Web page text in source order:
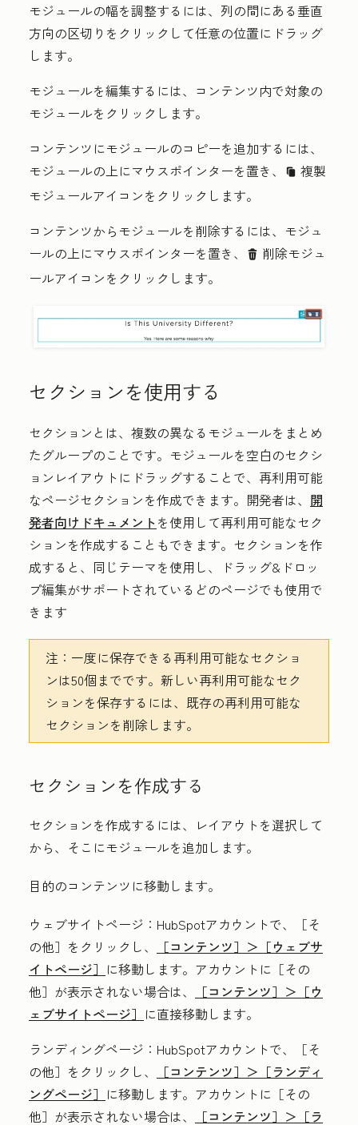
モジュールの幅を調整するには、列の間にある垂直
方向の区切り をクリックして任意の位置にドラッグ
します。
モジュールを編集するには、コンテンツ内で対象の
モジュールをクリックします。
コンテンツにモジュールのコピーを追加するには、
モジュールの上にマウスポインターを置き、
clonduplicate c 複製
モジュールアイコンをクリックします。
コンテンツからモジュールを削除するには、モジュ
ールの上にマウスポインターを置き、
delete 削除モジュ
ールアイコンをクリックします。
セクションを使用する
セクションとは、複数の異なるモジュールをまとめ
たグループのことです。モジュールを空白のセクシ
ョンレイアウトにドラッグすることで、再利用可能
なページセクションを作成できます。開発者は、 開
発者向けドキュメントを使用して再利用可能なセク
ションを作成することもできます。セクションを作
成すると、同じテーマを使用し、ドラッグ&ドロッ
プ編集がサポートされているどのページでも使用で
きます
注： 一度に保存できる再利用可能なセクショ
ンは50個までです。新しい再利用可能なセク
ションを保存するには、既存の再利用可能な
セクションを削除します。
セクションを作成する
セクションを作成するには、レイアウトを選択して
から、そこにモジュールを追加します。
目的のコンテンツに移動します。
ウェブサイトページ ：HubSpotアカウントで、
［そ
の他］をクリックし、
［コンテンツ］＞ ［ウェブサ
イトページ］ に移動します。アカウントに ［その
他］が表示されない場合は、
［コンテンツ］＞ ［ウ
ェブサイトページ］ に直接移動します。
ランディングページ ：HubSpotアカウントで、
［そ
の他］をクリックし、
［コンテンツ］＞ ［ランディ
ングページ］ に移動します。アカウントに ［その
他］が表示されない場合は、
［コンテンツ］＞ ［ラ